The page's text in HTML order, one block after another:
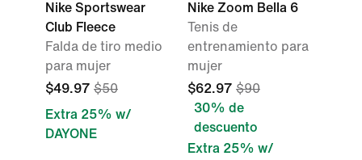
Nike Sportswear
Club Fleece
Falda de tiro medio
para mujer
$49.97 $50
Extra 25% w/
DAYONE
Nike Zoom Bella 6
Tenis de
entrenamiento para
mujer
$62.97 $90
30% de
descuento
Extra 25% w/